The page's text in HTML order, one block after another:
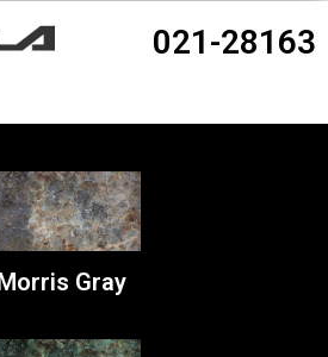
021-28163
Gray